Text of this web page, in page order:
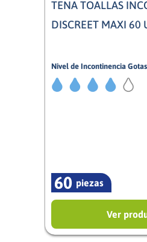
TENA TOALLAS
DISCREET MAXI 60
Nivel de Incontinencia Gotas
4/5
piezas
60
Ver